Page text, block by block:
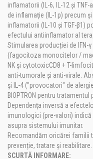
inflamatorii (IL-6, IL-12 și
de inflamație (IL-1p) precum
inflamatorii (IL-10 și TGF-β1)
efectului antiinflamator al
Stimularea producției de IFN-
(fagocitoza monocitelor /
NK și cytotoxicCD8 + T-
anti-tumorale și anti-virale.
și IL-4 ("provocatori" de
BIOPTRON pentru
Dependența inversă a
imunologici (pre-valori)
asupra sistemului imunitar.
Recomandăm oricărei familii
prevenție, tratare și reabilitare.
SCURTĂ INFORMARE: